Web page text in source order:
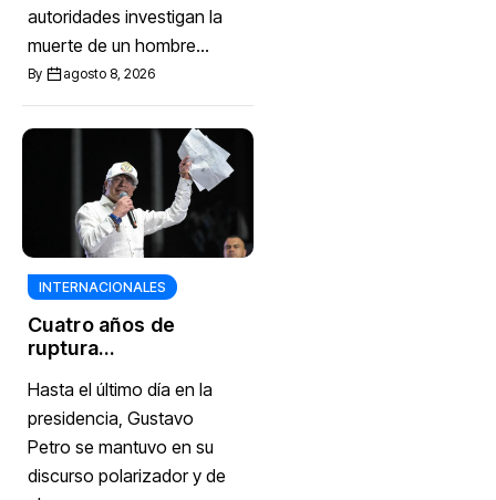
autoridades investigan la
muerte de un hombre...
By agosto 8, 2026
INTERNACIONALES
Cuatro años de
ruptura
fue el gobierno de
Gustavo Petro en
sus choques con
las Cortes, el
Congreso y el
Hasta el último día en la
presidencia, Gustavo
Petro se mantuvo en su
discurso polarizador y de